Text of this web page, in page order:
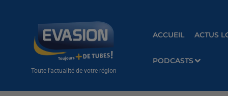
Toute l'actualité de votre région
ACCUEIL ACTUS
PODCASTS